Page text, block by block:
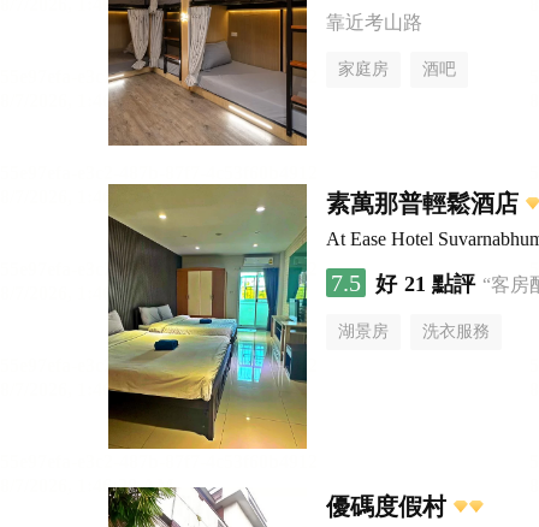
靠近考山路
家庭房 酒吧
素萬那普輕鬆酒店
At Ease Hotel
7.5 好 21 點評 “客房
湖景房 洗衣服務
優碼度假村